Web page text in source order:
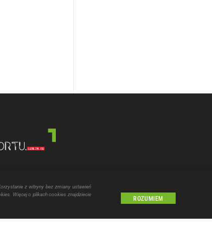
z witryny bez zmiany ustawień
Więcej o plikach cookies znajdziecie
ROZUMIEM